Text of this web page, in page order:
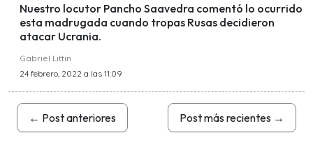
Nuestro locutor Pancho Saavedra comentó lo ocurrido
esta madrugada cuando tropas Rusas decidieron
atacar Ucrania.
Gabriel Littin
24 febrero, 2022 a las 11:09
← Post anteriores Post más recientes →